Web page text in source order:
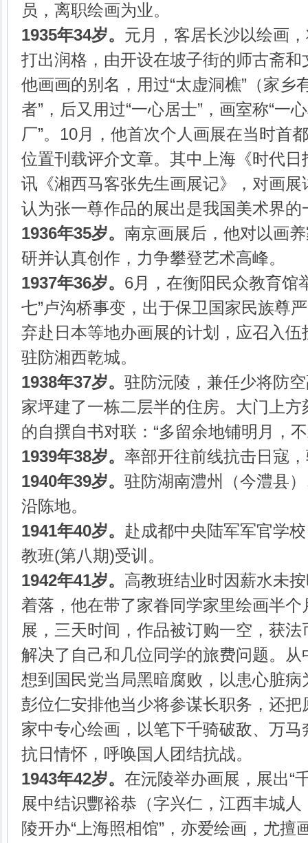
员，离职绘画为业。
1935年34岁。 元月，客居长沙以绘画
打出润格，由开设在坡子街的师古斋
他画画的别名，用过“太虚洞樵”（家乡
者”，后又用过“一心居士”，画室称“一
厂”。10月，他首次个人画展在当时首
位置刊载评介文章。其中上海《时代
讯《湘西马客张先生画展记》，对画
认为张一尊作品的展出是我国美术界的
1936年35岁。 南京画展后，他对以画
研并认真创作，力争攀登艺术高峰。
1937年36岁。 6月，在衡阳民众教育馆
七”卢沟桥事变，出于保卫国家民族尊
弃赴日本等地办画展的计划，应召入
驻防湘西乾城。
1938年37岁。 驻防沅陵，兼任少将防
家坪建了一栋二层半的住房。大门上方
的自撰自书对联：“多留余地铺明月，
1939年38岁。 率部开往前线抗击日寇
1940年39岁。 驻防湖南澧州（今澧县
沿陈地。
1941年40岁。 赴成都中央陆军军官学
教班(第八期)受训。
1942年41岁。 高教班结业时因薪水未
着落，他在带了家眷同学家里绘画半
展，三天时间，作品被订购一空，获
解决了自己和几位同学的旅费问题。
想到国民党当局黑暗腐败，以患心脏
彭位仁安排他当少将参谋长职务，还
家中专心绘画，以笔下千骑破敌、万
抗日情怀，呼唤国人团结抗战。
1943年42岁。 在沅陵举办画展，展出“
展中结识酆裕恭（字兴仁，江西丰城
陵开办“上海照相馆”，亦爱绘画，尤擅